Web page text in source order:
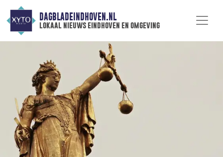
DAGBLADEINDHOVEN.NL
lokaal nieuws eindhoven en omgeving